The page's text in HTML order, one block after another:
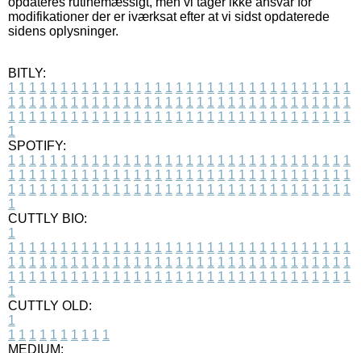
modifikationer der er iværksat efter at vi sidst opdaterede
sidens oplysninger.
BITLY:
1 1 1 1 1 1 1 1 1 1 1 1 1 1 1 1 1 1 1 1 1 1 1 1 1 1 1 1 1 1 1 1 1
1 1 1 1 1 1 1 1 1 1 1 1 1 1 1 1 1 1 1 1 1 1 1 1 1 1 1 1 1 1 1 1 1
1 1 1 1 1 1 1 1 1 1 1 1 1 1 1 1 1 1 1 1 1 1 1 1 1 1 1 1 1 1 1 1 1
1
SPOTIFY:
1 1 1 1 1 1 1 1 1 1 1 1 1 1 1 1 1 1 1 1 1 1 1 1 1 1 1 1 1 1 1 1 1
1 1 1 1 1 1 1 1 1 1 1 1 1 1 1 1 1 1 1 1 1 1 1 1 1 1 1 1 1 1 1 1 1
1 1 1 1 1 1 1 1 1 1 1 1 1 1 1 1 1 1 1 1 1 1 1 1 1 1 1 1 1 1 1 1 1
1
CUTTLY BIO:
1
1 1 1 1 1 1 1 1 1 1 1 1 1 1 1 1 1 1 1 1 1 1 1 1 1 1 1 1 1 1 1 1 1
1 1 1 1 1 1 1 1 1 1 1 1 1 1 1 1 1 1 1 1 1 1 1 1 1 1 1 1 1 1 1 1 1
1 1 1 1 1 1 1 1 1 1 1 1 1 1 1 1 1 1 1 1 1 1 1 1 1 1 1 1 1 1 1 1 1
1
CUTTLY OLD:
1
1 1 1 1 1 1 1 1 1 1
MEDIUM: